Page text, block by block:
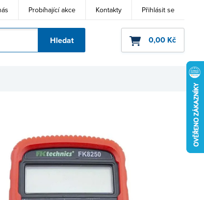
Probíhající akce Kontakty Přihlásit se
Hledat 0,00 Kč